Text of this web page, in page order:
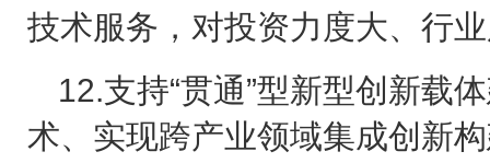
技术服务，对投资力度大、行
12.支持“贯通”型新型创新载
术、实现跨产业领域集成创新